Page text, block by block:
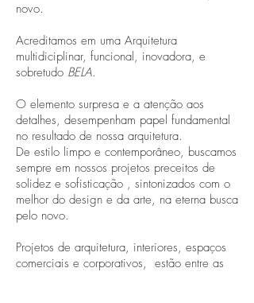
novo.
Acreditamos em uma Arquitetura
multidiciplinar, funcional, inovadora, e
sobretudo BELA.
O elemento surpresa e a atenção aos
detalhes, desempenham papel fundamental
no resultado de nossa arquitetura.
De estilo limpo e contemporâneo, buscamos
sempre em nossos projetos preceitos de
solidez e sofisticação , sintonizados com o
melhor do design e da arte, na eterna busca
pelo novo.
Projetos de arquitetura, interiores, espaços
comerciais e corporativos, estão entre as